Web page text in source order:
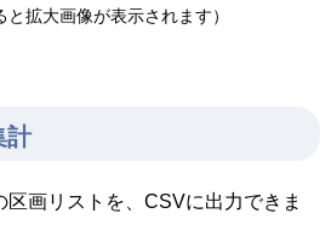
と拡大画像が表示されます）
計
画リストを、CSVに出力できま